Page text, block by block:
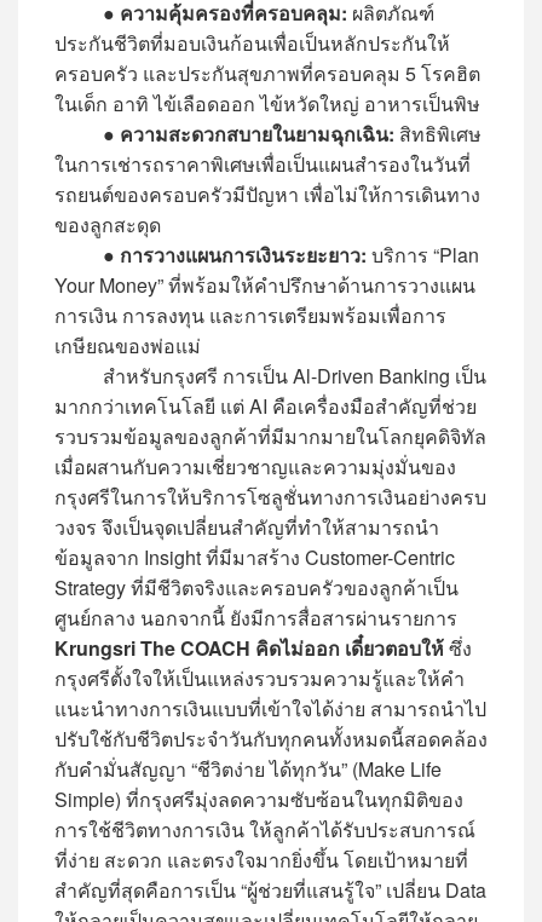
● ความคุ้มครองที่ครอบคลุม: ผลิตภัณฑ์
ประกันชีวิตที่มอบเงินก้อนเพื่อเป็นหลักประกันให้
ครอบครัว และประกันสุขภาพที่ครอบคลุม 5 โรคฮิต
ในเด็ก อาทิ ไข้เลือดออก ไข้หวัดใหญ่ อาหารเป็นพิษ
● ความสะดวกสบายในยามฉุกเฉิน: สิทธิพิเศษ
ในการเช่ารถราคาพิเศษเพื่อเป็นแผนสำรองในวันที่
รถยนต์ของครอบครัวมีปัญหา เพื่อไม่ให้การเดินทาง
ของลูกสะดุด
● การวางแผนการเงินระยะยาว: บริการ “Plan
Your Money” ที่พร้อมให้คำปรึกษาด้านการวางแผน
การเงิน การลงทุน และการเตรียมพร้อมเพื่อการ
เกษียณของพ่อแม่
สำหรับกรุงศรี การเป็น Al-Driven Banking เป็น
มากกว่าเทคโนโลยี แต่ AI คือเครื่องมือสำคัญที่ช่วย
รวบรวมข้อมูลของลูกค้าที่มีมากมายในโลกยุคดิจิทัล
เมื่อผสานกับความเชี่ยวชาญและความมุ่งมั่นของ
กรุงศรีในการให้บริการโซลูชั่นทางการเงินอย่างครบ
วงจร จึงเป็นจุดเปลี่ยนสำคัญที่ทำให้สามารถนำ
ข้อมูลจาก Insight ที่มีมาสร้าง Customer-Centric
Strategy ที่มีชีวิตจริงและครอบครัวของลูกค้าเป็น
ศูนย์กลาง นอกจากนี้ ยังมีการสื่อสารผ่านรายการ
Krungsri The COACH คิดไม่ออก เดี๋ยวตอบให้ซึ่ง
กรุงศรีตั้งใจให้เป็นแหล่งรวบรวมความรู้และให้คำ
แนะนำทางการเงินแบบที่เข้าใจได้ง่าย สามารถนำไป
ปรับใช้กับชีวิตประจำวันกับทุกคนทั้งหมดนี้สอดคล้อง
กับคำมั่นสัญญา “ชีวิตง่าย ได้ทุกวัน” (Make Life
Simple) ที่กรุงศรีมุ่งลดความซับซ้อนในทุกมิติของ
การใช้ชีวิตทางการเงิน ให้ลูกค้าได้รับประสบการณ์
ที่ง่าย สะดวก และตรงใจมากยิ่งขึ้น โดยเป้าหมายที่
สำคัญที่สุดคือการเป็น “ผู้ช่วยที่แสนรู้ใจ” เปลี่ยน Data